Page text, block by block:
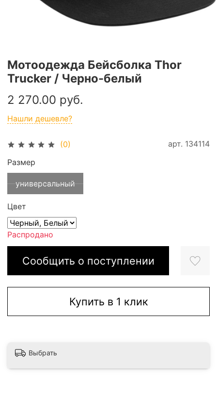
(0) арт. 134114
Мотоодежда Бейсболка Thor
Trucker / Черно-белый
2 270.00 руб.
Нашли дешевле?
Сообщить о поступлении
Купить в 1 клик
Размер
универсальный
Цвет
Распродано
Выбрать